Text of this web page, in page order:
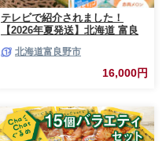
テレビで紹介されました！
【2026年夏発送】北海道 富良
上 大玉サイズ メロン
北海道富良野市
16,000円